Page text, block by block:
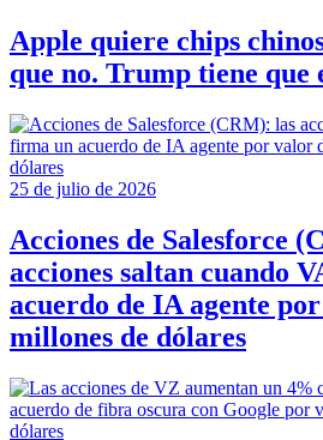
Apple quiere chips
que no. Trump tiene que
25 de julio de 2026
Acciones de Salesforce
acciones saltan cuando
acuerdo de IA agente
millones de dólares